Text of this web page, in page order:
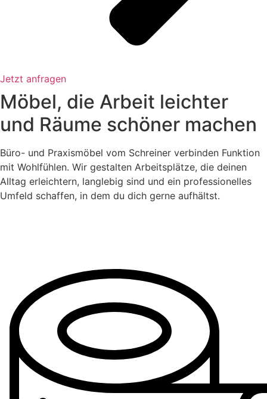
Jetzt anfragen
Möbel, die Arbeit leichter
und Räume schöner machen
Büro- und Praxismöbel vom Schreiner verbinden Funktion
mit Wohlfühlen. Wir gestalten Arbeitsplätze, die deinen
Alltag erleichtern, langlebig sind und ein professionelles
Umfeld schaffen, in dem du dich gerne aufhältst.